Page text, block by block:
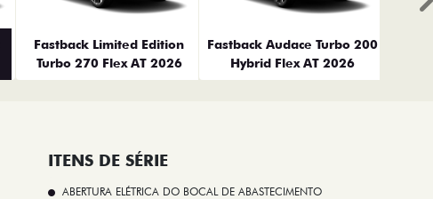
Fastback Limited Edition
Turbo 270 Flex AT 2026
Fastback Audace Turbo 200
Hybrid Flex AT 2026
ITENS DE SÉRIE
ABERTURA ELÉTRICA DO BOCAL DE ABASTECIMENTO